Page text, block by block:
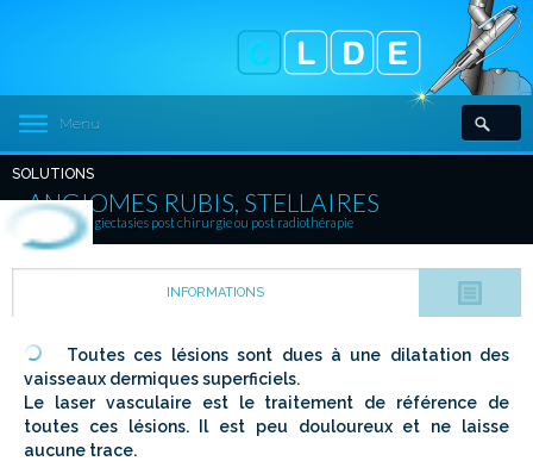
Menu
SOLUTIONS
ANGIOMES RUBIS, STELLAIRES
Télangiectasies post chirurgie ou post radiothérapie
INFORMATIONS
Toutes ces lésions sont dues à une dilatation des
vaisseaux dermiques superficiels.
Le laser vasculaire est le traitement de référence de
toutes ces lésions. Il est peu douloureux et ne laisse
aucune trace.